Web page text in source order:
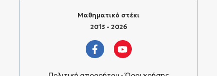
Μαθηματικό στέκι
2013 - 2026